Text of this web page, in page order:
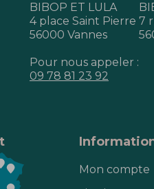
BIBOP ET LULA
4 place Saint Pierre
56000 Vannes
Pour nous appeler :
09 78 81 23 92
7
Mon compte